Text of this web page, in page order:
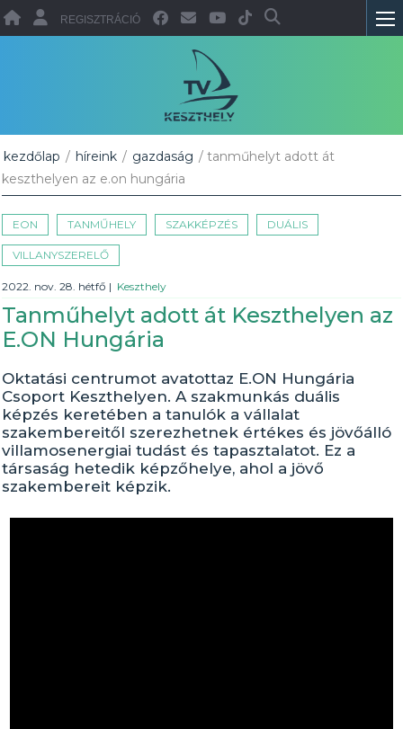
REGISZTRÁCIÓ
kezdőlap / híreink / gazdaság / tanműhelyt adott át
keszthelyen az e.on hungária
EON TANMŰHELY SZAKKÉPZÉS DUÁLIS
VILLANYSZERELŐ
2022. nov. 28. hétfő | Keszthely
Tanműhelyt adott át Keszthelyen az
E.ON Hungária
Oktatási centrumot avatottaz E.ON Hungária
Csoport Keszthelyen. A szakmunkás duális
képzés keretében a tanulók a vállalat
szakembereitől szerezhetnek értékes és jövőálló
villamosenergiai tudást és tapasztalatot. Ez a
társaság hetedik képzőhelye, ahol a jövő
szakembereit képzik.